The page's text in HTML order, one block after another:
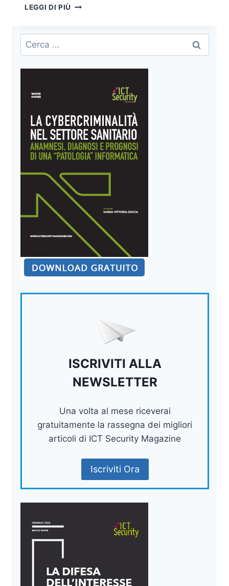
LEGGI DI PIÙ NEGOZIATORI
LE
CHIAMANO
GLI
ESTORSIONI
Ricerca
per:
ISCRIVITI ALLA
NEWSLETTER
Una volta al mese riceverai
gratuitamente la rassegna dei migliori
articoli di ICT Security Magazine
Iscriviti Ora